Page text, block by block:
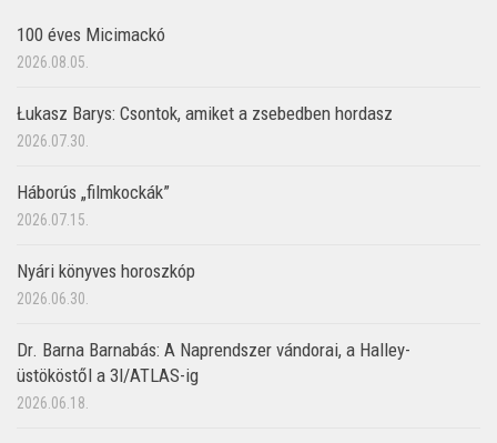
100 éves Micimackó
2026.08.05.
Łukasz Barys: Csontok, amiket a zsebedben hordasz
2026.07.30.
Háborús „filmkockák”
2026.07.15.
Nyári könyves horoszkóp
2026.06.30.
Dr. Barna Barnabás: A Naprendszer vándorai, a Halley-
üstököstől a 3I/ATLAS-ig
2026.06.18.